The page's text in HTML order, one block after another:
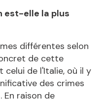
est-elle la plus
différentes selon
de cette
de l'Italie, où il y
des crimes
En raison de